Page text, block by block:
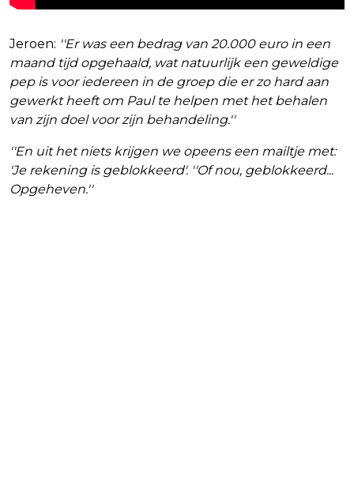
Jeroen: ''Er was een bedrag van 20.000 euro in een
maand tijd opgehaald, wat natuurlijk een geweldige
pep is voor iedereen in de groep die er zo hard aan
gewerkt heeft om Paul te helpen met het behalen
van zijn doel voor zijn behandeling.''
''En uit het niets krijgen we opeens een mailtje met:
'Je rekening is geblokkeerd'. ''Of nou, geblokkeerd...
Opgeheven.''